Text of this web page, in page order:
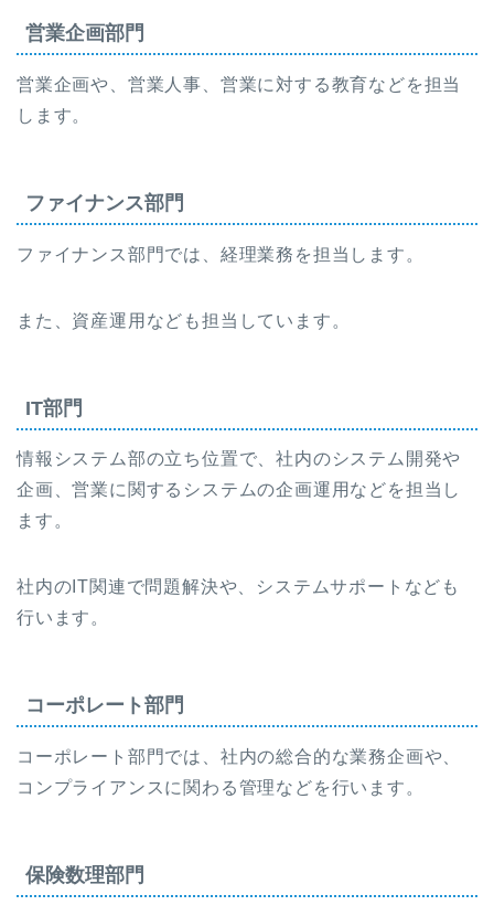
営業企画部門
営業企画や、営業人事、営業に対する教育などを担当
します。
ファイナンス部門
ファイナンス部門では、経理業務を担当します。
また、資産運用なども担当しています。
IT部門
情報システム部の立ち位置で、社内のシステム開発や
企画、営業に関するシステムの企画運用などを担当し
ます。
社内のIT関連で問題解決や、システムサポートなども
行います。
コーポレート部門
コーポレート部門では、社内の総合的な業務企画や、
コンプライアンスに関わる管理などを行います。
保険数理部門